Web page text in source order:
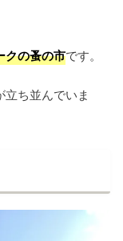
クの蚤の市です。
立ち並んでいま